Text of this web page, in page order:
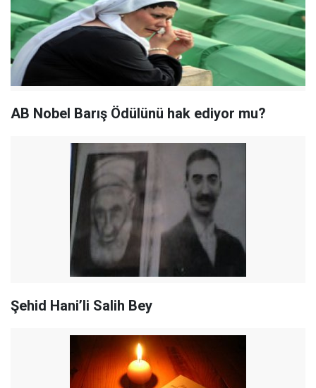
AB Nobel Barış Ödülünü hak ediyor mu?
Şehid Hani’li Salih Bey